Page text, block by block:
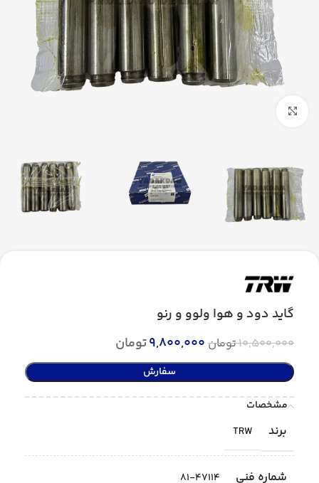
گاید دود و هوا ولوو و رنو
10,500,000تومان 9,800,000تومان
سفارش
مشخصات
برند TRW
شماره فنی 81-47114